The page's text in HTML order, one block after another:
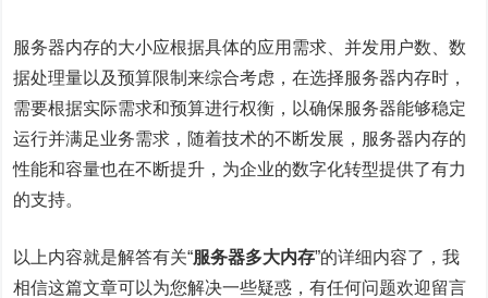
服务器内存的大小应根据具体的应用需求、并发用户数、数
据处理量以及预算限制来综合考虑，在选择服务器内存时，
需要根据实际需求和预算进行权衡，以确保服务器能够稳定
运行并满足业务需求，随着技术的不断发展，服务器内存的
性能和容量也在不断提升，为企业的数字化转型提供了有力
的支持。
以上内容就是解答有关“服务器多大内存”的详细内容了，我
相信这篇文章可以为您解决一些疑惑，有任何问题欢迎留言